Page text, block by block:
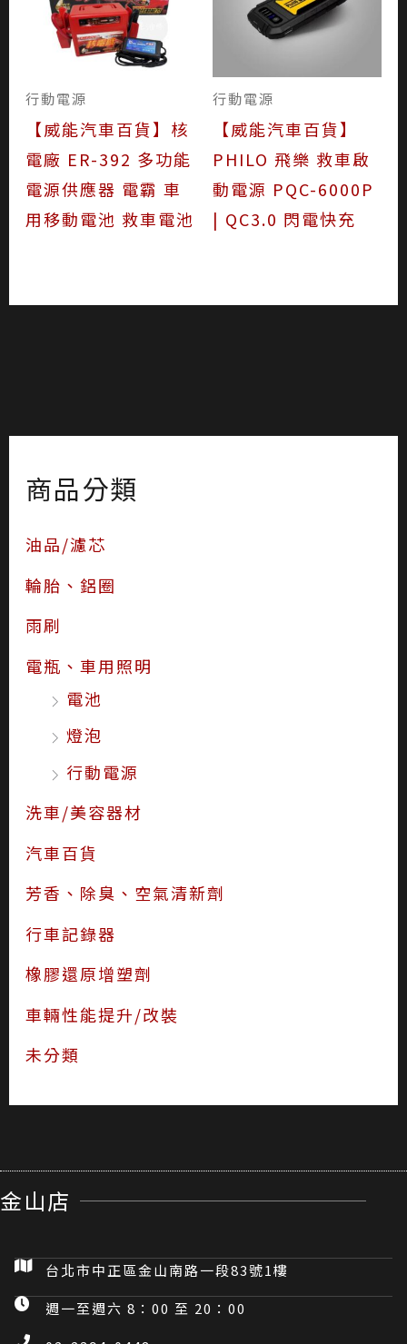
商品分類
油品/濾芯
輪胎、鋁圈
雨刷
電瓶、車用照明
電池
燈泡
行動電源
洗車/美容器材
汽車百貨
芳香、除臭、空氣清新劑
行車記錄器
橡膠還原增塑劑
車輛性能提升/改裝
未分類
行動電源
【威能汽車百貨】核
電廠 ER-392 多功能
電源供應器 電霸 車
用移動電池 救車電池
行動電源
【威能汽車百貨】
PHILO 飛樂 救車啟
動電源 PQC-6000P
| QC3.0 閃電快充
金山店
台北市中正區金山南路一段83號1樓
週一至週六 8：00 至 20：00